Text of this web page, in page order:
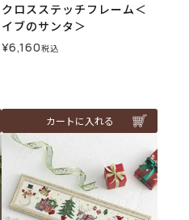
クロスステッチフレーム＜
イブのサンタ＞
¥6,160税込
カートに入れる